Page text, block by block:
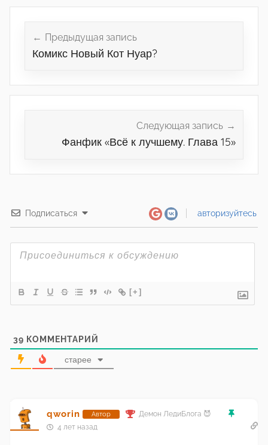
записям
Предыдущая запись
Комикс Новый Кот Нуар?
Следующая запись
Фанфик «Всё к лучшему. Глава 15»
Подписаться авторизуйтесь
[+]
39 КОММЕНТАРИЙ
старее
qworin Автор
Демон ЛедиБлога 😈
4 лет назад